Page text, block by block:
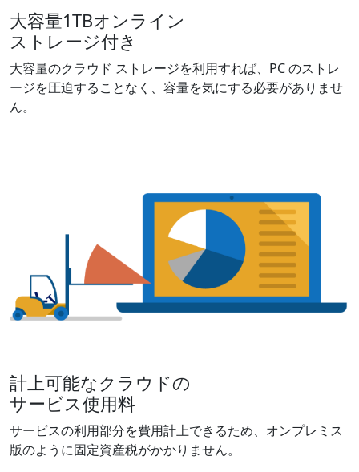
大容量1TBオンライン
ストレージ付き
大容量のクラウド ストレージを利用すれば、​PC のストレ
ージを圧迫することなく、容量を気にする必要がありませ
ん。​
計上可能なクラウドの
サービス使用料
サービスの利用部分を費用計上できるため、​オンプレミス
版のように固定資産税がかかりません。​